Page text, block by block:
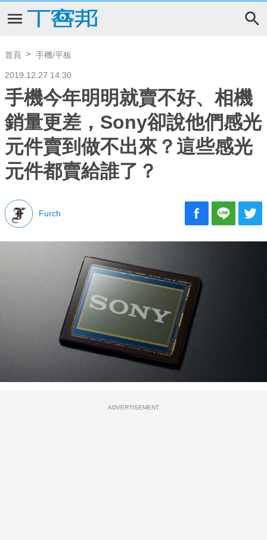
首頁 手機/平板
2019.12.27 14:30
手機今年明明就賣不好、相機
銷量更差，Sony卻說他們感光
元件賣到做不出來？這些感光
元件都賣給誰了？
Furch
ADVERTISEMENT